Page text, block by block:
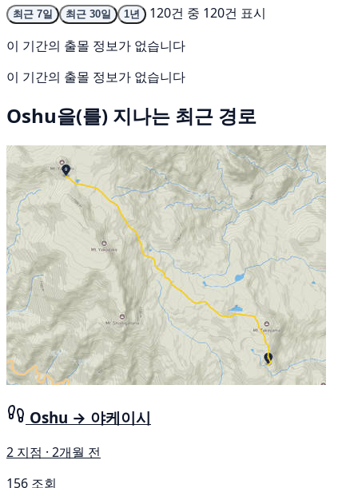
최근 7일 최근 30일 1년
120건 중 120건 표시
이 기간의 출몰 정보가 없습니다
이 기간의 출몰 정보가 없습니다
Oshu을(를) 지나는 최근 경로
Oshu → 야케이시
2 지점 · 2개월 전
156 조회